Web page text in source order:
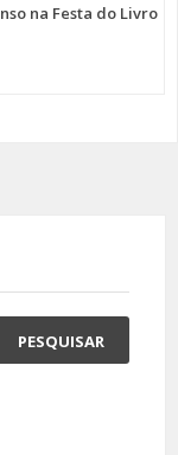
na Festa do Livro